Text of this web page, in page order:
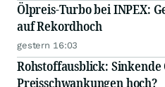
Ölpreis-Turbo bei INPEX:
auf Rekordhoch
gestern 16:03
Rohstoffausblick:
Preisschwankungen hoch?